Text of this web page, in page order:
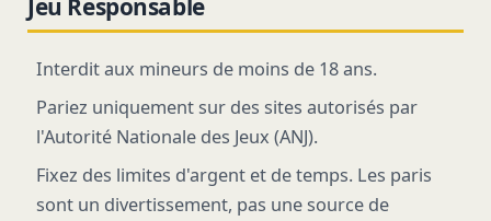
Jeu Responsable
Interdit aux mineurs de moins de 18 ans.
Pariez uniquement sur des sites autorisés par
l'Autorité Nationale des Jeux (ANJ).
Fixez des limites d'argent et de temps. Les paris
sont un divertissement, pas une source de